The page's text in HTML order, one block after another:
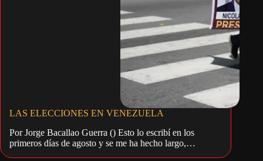
LAS ELECCIONES EN VENEZUELA
Por Jorge Bacallao Guerra () Esto lo escribí en los
primeros días de agosto y se me ha hecho largo,…